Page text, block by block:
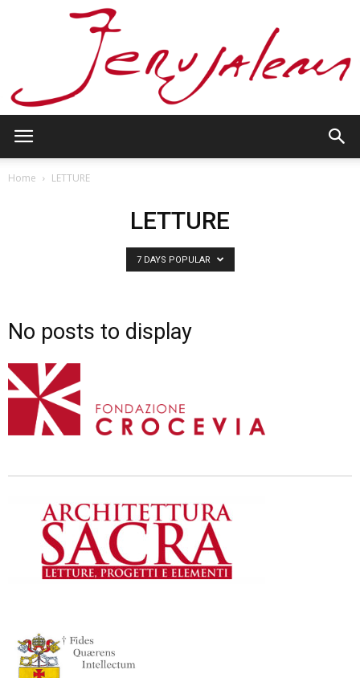
Home LETTURE
LETTURE
7 DAYS POPULAR
No posts to display